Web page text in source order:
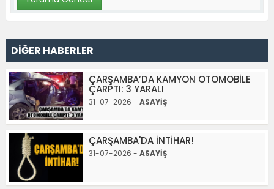
DİĞER HABERLER
ÇARŞAMBA’DA KAMYON OTOMOBİLE
ÇARPTI: 3 YARALI
31-07-2026 - ASAYİŞ
ÇARŞAMBA'DA İNTİHAR!
31-07-2026 - ASAYİŞ